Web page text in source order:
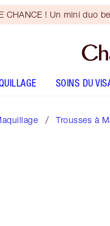
CHANCE ! Un mini duo
SOINS DU
Trousses à